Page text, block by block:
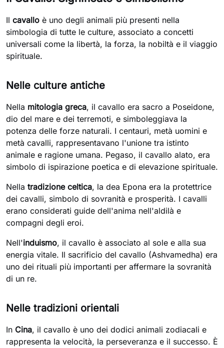
Il cavallo è uno degli animali più presenti nella
simbologia di tutte le culture, associato a concetti
universali come la libertà, la forza, la nobiltà e il viaggio
spirituale.
Nelle culture antiche
Nella mitologia greca, il cavallo era sacro a Poseidone,
dio del mare e dei terremoti, e simboleggiava la
potenza delle forze naturali. I centauri, metà uomini e
metà cavalli, rappresentavano l'unione tra istinto
animale e ragione umana. Pegaso, il cavallo alato, era
simbolo di ispirazione poetica e di elevazione spirituale.
Nella tradizione celtica, la dea Epona era la protettrice
dei cavalli, simbolo di sovranità e prosperità. I cavalli
erano considerati guide dell'anima nell'aldilà e
compagni degli eroi.
Nell'induismo, il cavallo è associato al sole e alla sua
energia vitale. Il sacrificio del cavallo (Ashvamedha) era
uno dei rituali più importanti per affermare la sovranità
di un re.
Nelle tradizioni orientali
In Cina, il cavallo è uno dei dodici animali zodiacali e
rappresenta la velocità, la perseveranza e il successo. È